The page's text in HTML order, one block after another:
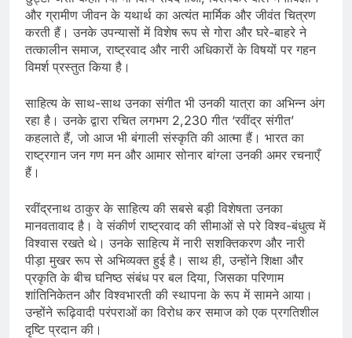
और ग्रामीण जीवन के यथार्थ का अत्यंत मार्मिक और जीवंत चित्रण
करती हैं। उनके उपन्यासों में विशेष रूप से गोरा और घरे-बाहरे ने
तत्कालीन समाज, राष्ट्रवाद और नारी अधिकारों के विषयों पर गहन
विमर्श प्रस्तुत किया है।
साहित्य के साथ-साथ उनका संगीत भी उनकी यात्रा का अभिन्न अंग
रहा है। उनके द्वारा रचित लगभग 2,230 गीत ‘रवींद्र संगीत’
कहलाते हैं, जो आज भी बंगाली संस्कृति की आत्मा हैं। भारत का
राष्ट्रगान जन गण मन और आमार सोनार बांग्ला उनकी अमर रचनाएँ
हैं।
रवींद्रनाथ ठाकुर के साहित्य की सबसे बड़ी विशेषता उनका
मानवतावाद है। वे संकीर्ण राष्ट्रवाद की सीमाओं से परे विश्व-बंधुत्व में
विश्वास रखते थे। उनके साहित्य में नारी सशक्तिकरण और नारी
पीड़ा मुखर रूप से अभिव्यक्त हुई है। साथ ही, उन्होंने शिक्षा और
प्रकृति के बीच घनिष्ठ संबंध पर बल दिया, जिसका परिणाम
शांतिनिकेतन और विश्वभारती की स्थापना के रूप में सामने आया।
उन्होंने रूढ़िवादी परंपराओं का विरोध कर समाज को एक प्रगतिशील
दृष्टि प्रदान की।